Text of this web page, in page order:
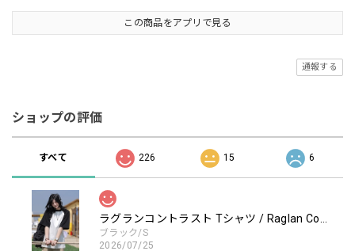
この商品をアプリで見る
通報する
ショップの評価
すべて 226 15 6
ブラック/S
2026/07/25